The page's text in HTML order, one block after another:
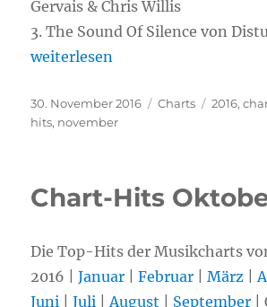
Gervais & Chris Willis
3. The Sound Of Silence von
„Chart-Hits November 2016“
weiterlesen
Veröffentlicht
am
30. November 2016 Kategorien
Charts 2016,
hits, november
Chart-Hits
Die Top-Hits der Musikcharts
2016 |Januar |Februar |März |
Juni |Juli |August September |